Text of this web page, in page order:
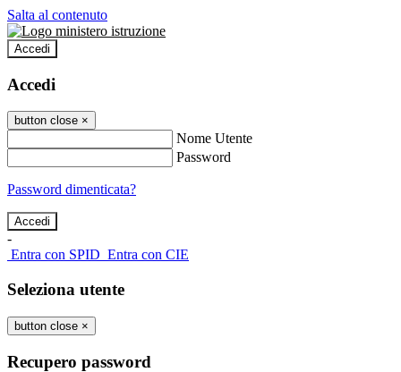
Salta al contenuto
Accedi
Accedi
button close ×
Nome Utente
Password
Password dimenticata?
-
Entra con SPID Entra con CIE
Seleziona utente
button close ×
Recupero password